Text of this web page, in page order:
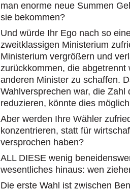
man enorme neue Summen
sie bekommen?
Und würde Ihr Ego nach so
zweitklassigen Ministerium
Ministerium vergrößern und
zurückkommen, die
anderen Minister zu schaffen.
Wahlversprechen war, die
reduzieren, könnte dies
Aber werden Ihre Wähler
konzentrieren, statt für
versprochen haben?
ALL DIESE wenig
wesentliches hinaus: wen
Die erste Wahl ist zwischen